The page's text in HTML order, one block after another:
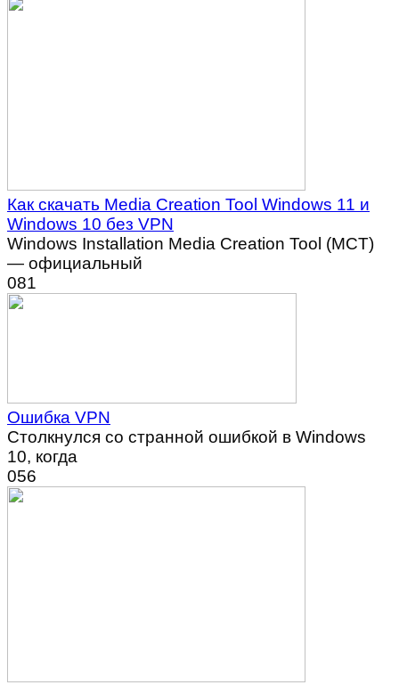
Как скачать Media Creation Tool Windows 11 и
Windows 10 без VPN
Windows Installation Media Creation Tool (MCT)
— официальный
081
Ошибка VPN
Столкнулся со странной ошибкой в Windows
10, когда
056